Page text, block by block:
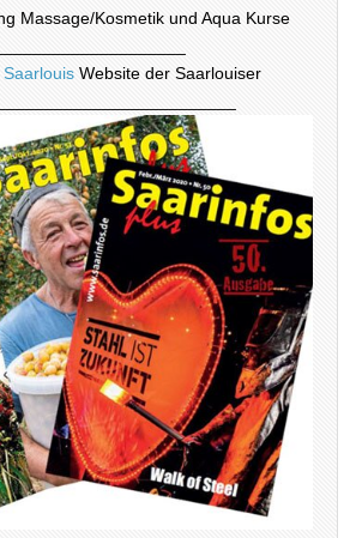
Massage/Kosmetik und Aqua Kurse
Website der Saarlouiser